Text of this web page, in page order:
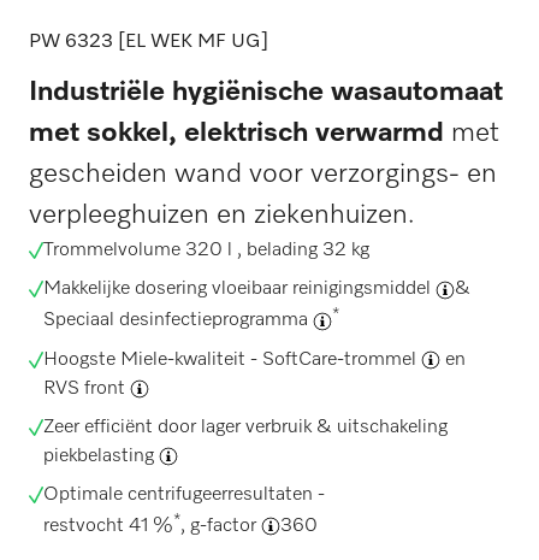
PW 6323 [EL WEK MF UG]
Industriële hygiënische wasautomaat
met sokkel, elektrisch verwarmd met
gescheiden wand voor verzorgings- en
verpleeghuizen en ziekenhuizen.
Trommelvolume 320 l , belading 32 kg
Makkelijke dosering vloeibaar reinigingsmiddel
&
Speciaal desinfectieprogramma
*
Hoogste Miele-kwaliteit - SoftCare-trommel
en
RVS front
Zeer efficiënt door lager verbruik & uitschakeling
piekbelasting
Optimale centrifugeerresultaten -
restvocht 41 %*, g-factor 360